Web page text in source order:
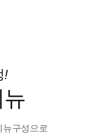
!
뉴구성으로